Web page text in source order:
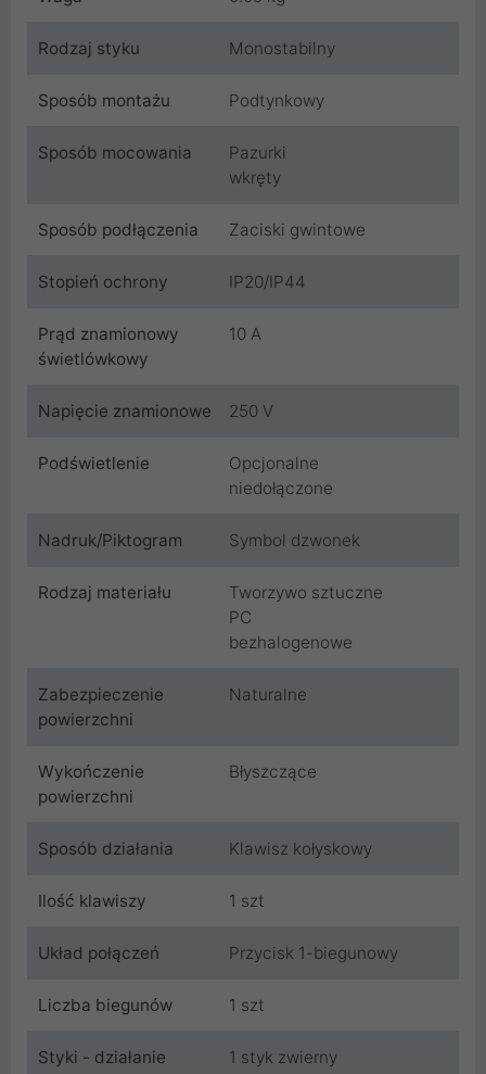
Rodzaj styku Monostabilny
Sposób montażu Podtynkowy
Sposób mocowania
Pazurki
wkręty
Sposób podłączenia Zaciski gwintowe
Stopień ochrony IP20/IP44
Prąd znamionowy
świetlówkowy
10 A
Napięcie znamionowe 250 V
Podświetlenie
Opcjonalne
niedołączone
Nadruk/Piktogram Symbol dzwonek
Rodzaj materiału
Tworzywo sztuczne
PC
bezhalogenowe
Zabezpieczenie
powierzchni
Naturalne
Wykończenie
powierzchni
Błyszczące
Sposób działania Klawisz kołyskowy
Ilość klawiszy 1 szt
Układ połączeń Przycisk 1-biegunowy
Liczba biegunów 1 szt
Styki - działanie 1 styk zwierny